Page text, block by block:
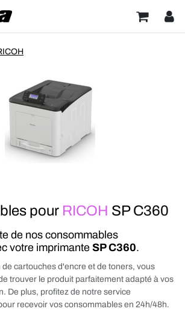
pour RICOH SP C360
de nos consommables
votre imprimante SP C360.
cartouches d'encre et de toners, vous
trouver le produit parfaitement adapté à vos
De plus, profitez de notre service
recevoir vos consommables en 24h/48h.